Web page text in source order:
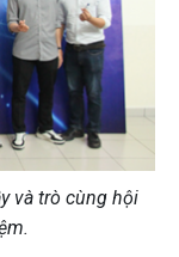
và trò cùng hội